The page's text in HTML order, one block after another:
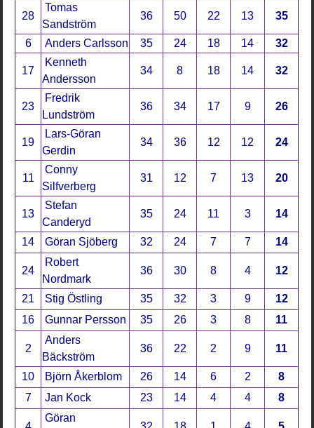
28
Tomas
Sandström
36 50 22 13 35
6 Anders Carlsson 35 24 18 14 32
17
Kenneth
Andersson
34 8 18 14 32
23
Fredrik
Lundström
36 34 17 9 26
19
Lars-Göran
Gerdin
34 36 12 12 24
11
Conny
Silfverberg
31 12 7 13 20
13
Stefan
Canderyd
35 24 11 3 14
14 Göran Sjöberg 32 24 7 7 14
24
Robert
Nordmark
36 30 8 4 12
21 Stig Östling 35 32 3 9
12
16
Gunnar Persson 35 26 3 8 11
2
Anders
Bäckström
36 22 2 9 11
10 Björn Åkerblom 26 14 6 2
8
7
Jan Kock 23 14 4 4 8
Göran